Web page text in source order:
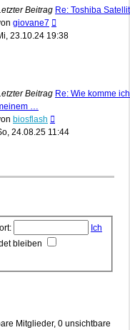
Beitrag Re: Toshiba
giovane7
Beitrag
23.10.24 19:38
Beitrag Re: Wie komme
…
biosflash
Beitrag
24.08.25 11:44
Ich
bleiben
Mitglieder, 0 unsichtbare